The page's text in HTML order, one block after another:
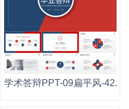
学术答辩PPT-09扁平风-